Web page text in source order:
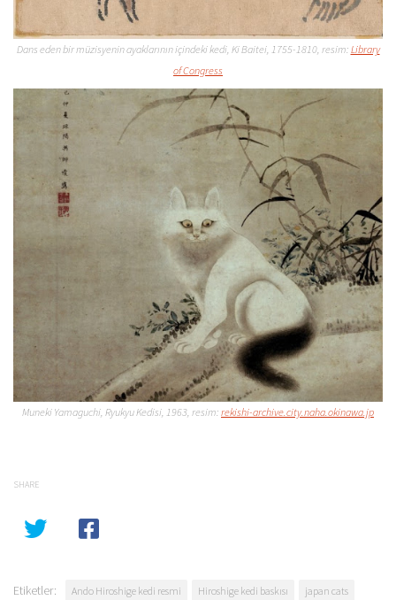
Dans eden bir müzisyenin ayaklarının içindeki kedi, Ki Baitei, 1755-1810, resim: Library
of Congress
Muneki Yamaguchi, Ryukyu Kedisi, 1963, resim: rekishi-archive.city.naha.okinawa.jp
SHARE
Etiketler: Ando Hiroshige kedi resmi Hiroshige kedi baskısı
japan cats